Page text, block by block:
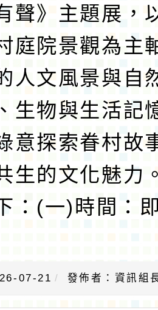
聲》主題展，
庭院景觀為主
人文風景與自
生物與生活記
意探索眷村故
生的文化魅力
：(一)時間：
07-21 發佈者：資訊組